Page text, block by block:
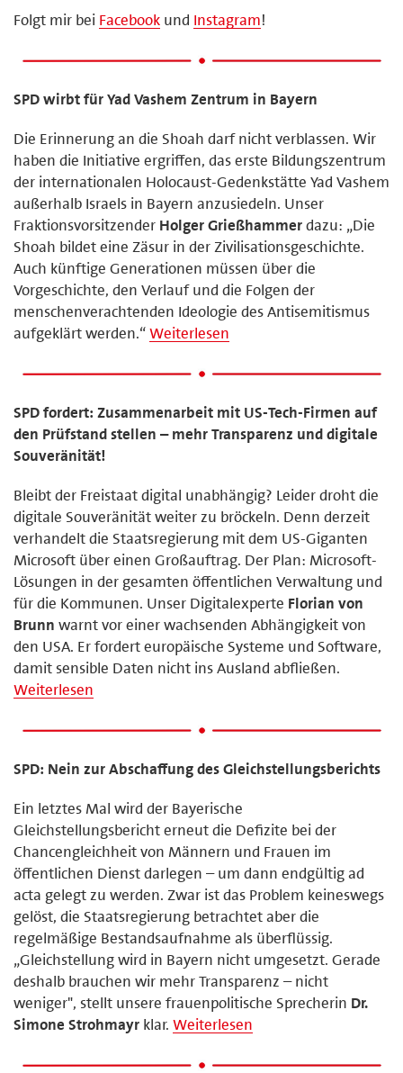
Folgt mir bei Facebook und Instagram!
SPD wirbt für Yad Vashem Zentrum in Bayern
Die Erinnerung an die Shoah darf nicht verblassen. Wir
haben die Initiative ergriffen, das erste Bildungszentrum
der internationalen Holocaust-Gedenkstätte Yad Vashem
außerhalb Israels in Bayern anzusiedeln. Unser
Fraktionsvorsitzender Holger Grießhammerdazu: „Die
Shoah bildet eine Zäsur in der Zivilisationsgeschichte.
Auch künftige Generationen müssen über die
Vorgeschichte, den Verlauf und die Folgen der
menschenverachtenden Ideologie des Antisemitismus
aufgeklärt werden.“Weiterlesen
SPD fordert: Zusammenarbeit mit US-Tech-Firmen auf
den Prüfstand stellen – mehr Transparenz und digitale
Souveränität!
Bleibt der Freistaat digital unabhängig? Leider droht die
digitale Souveränität weiter zu bröckeln. Denn derzeit
verhandelt die Staatsregierung mit dem US-Giganten
Microsoft über einen Großauftrag. Der Plan: Microsoft-
Lösungen in der gesamten öffentlichen Verwaltung und
für die Kommunen. Unser Digitalexperte Florian von
Brunn warnt vor einer wachsenden Abhängigkeit von
den USA. Er fordert europäische Systeme und Software,
damit sensible Daten nicht ins Ausland abfließen.
Weiterlesen
SPD: Nein zur Abschaffung des Gleichstellungsberichts
Ein letztes Mal wird der Bayerische
Gleichstellungsbericht erneut die Defizite bei der
Chancengleichheit von Männern und Frauen im
öffentlichen Dienst darlegen – um dann endgültig ad
acta gelegt zu werden. Zwar ist das Problem keineswegs
gelöst, die Staatsregierung betrachtet aber die
regelmäßige Bestandsaufnahme als überflüssig.
„Gleichstellung wird in Bayern nicht umgesetzt. Gerade
deshalb brauchen wir mehr Transparenz – nicht
weniger", stellt unsere frauenpolitische Sprecherin Dr.
Simone Strohmayr klar. Weiterlesen